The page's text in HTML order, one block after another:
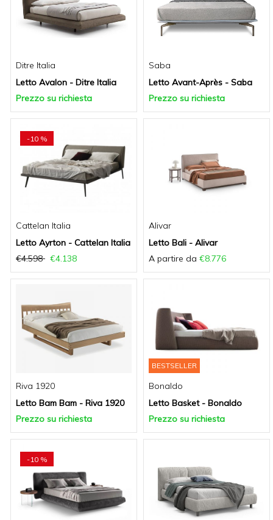
Ditre Italia
Letto Avalon - Ditre Italia
Prezzo su richiesta
Saba
Letto Avant-Après - Saba
Prezzo su richiesta
-10 %
Cattelan Italia
Letto Ayrton - Cattelan Italia
€4.598
€4.138
Alivar
Letto Bali - Alivar
A partire da €8.776
Riva 1920
Letto Bam Bam - Riva 1920
Prezzo su richiesta
BESTSELLER
Bonaldo
Letto Basket - Bonaldo
Prezzo su richiesta
-10 %